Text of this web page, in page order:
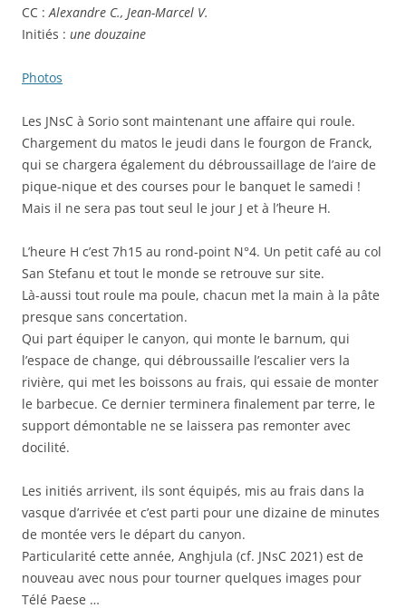
CC : Alexandre C., Jean-Marcel V.
Initiés : une douzaine
Photos
Les JNsC à Sorio sont maintenant une affaire qui roule.
Chargement du matos le jeudi dans le fourgon de Franck,
qui se chargera également du débroussaillage de l’aire de
pique-nique et des courses pour le banquet le samedi !
Mais il ne sera pas tout seul le jour J et à l’heure H.
L’heure H c’est 7h15 au rond-point N°4. Un petit café au col
San Stefanu et tout le monde se retrouve sur site.
Là-aussi tout roule ma poule, chacun met la main à la pâte
presque sans concertation.
Qui part équiper le canyon, qui monte le barnum, qui
l’espace de change, qui débroussaille l’escalier vers la
rivière, qui met les boissons au frais, qui essaie de monter
le barbecue. Ce dernier terminera finalement par terre, le
support démontable ne se laissera pas remonter avec
docilité.
Les initiés arrivent, ils sont équipés, mis au frais dans la
vasque d’arrivée et c’est parti pour une dizaine de minutes
de montée vers le départ du canyon.
Particularité cette année, Anghjula (cf. JNsC 2021) est de
nouveau avec nous pour tourner quelques images pour
Télé Paese …